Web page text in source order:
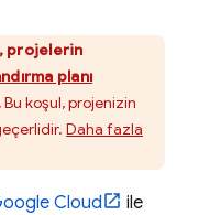
, projelerin
planı
Bu koşul, projenizin
Daha fazla
Cloud
ile